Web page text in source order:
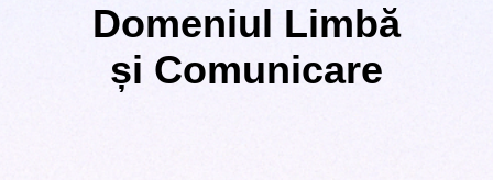
Domeniul Limbă
și Comunicare